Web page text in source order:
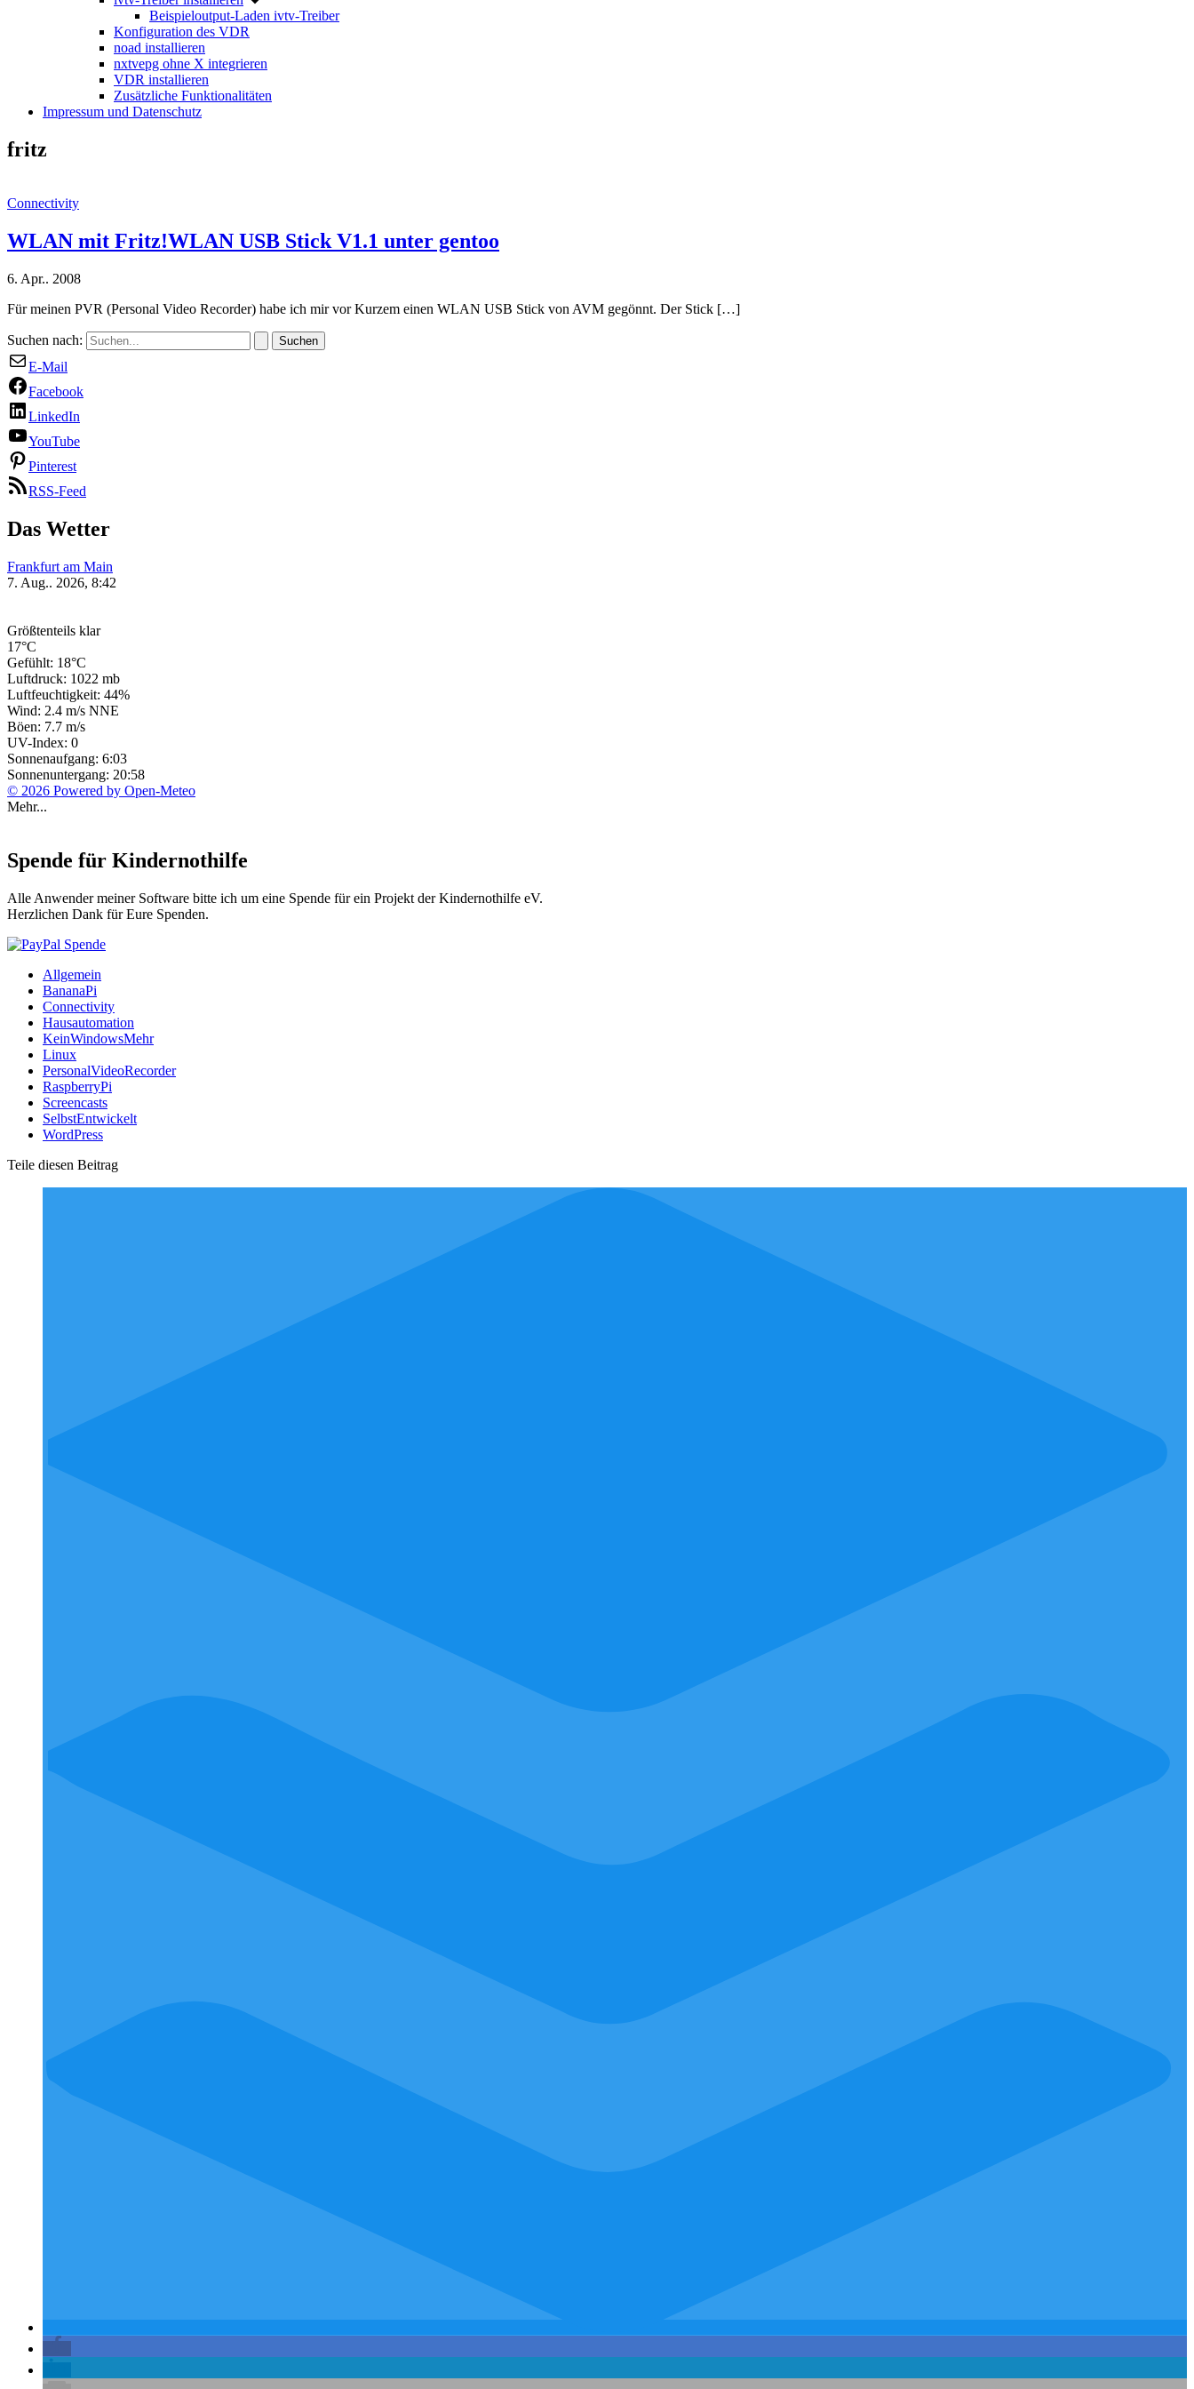
Beispieloutput-Laden ivtv-Treiber
Konfiguration des VDR
noad installieren
nxtvepg ohne X integrieren
VDR installieren
Zusätzliche Funktionalitäten
Impressum und Datenschutz
fritz
Connectivity
WLAN mit Fritz!WLAN USB Stick V1.1 unter gentoo
6. Apr.. 2008
Für meinen PVR (Personal Video Recorder) habe ich mir vor Kurzem einen WLAN USB Stick von AVM gegönnt. Der Stick […]
Suchen nach:
E-Mail
Facebook
LinkedIn
YouTube
Pinterest
RSS-Feed
Das Wetter
Frankfurt am Main
7. Aug.. 2026, 8:42
Größtenteils klar
17°C
Gefühlt: 18°C
Luftdruck: 1022 mb
Luftfeuchtigkeit: 44%
Wind: 2.4 m/s NNE
Böen: 7.7 m/s
UV-Index: 0
Sonnenaufgang: 6:03
Sonnenuntergang: 20:58
© 2026 Powered by Open-Meteo
Mehr...
Spende für Kindernothilfe
Alle Anwender meiner Software bitte ich um eine Spende für ein Projekt der Kindernothilfe eV.
Herzlichen Dank für Eure Spenden.
Allgemein
BananaPi
Connectivity
Hausautomation
KeinWindowsMehr
Linux
PersonalVideoRecorder
RaspberryPi
Screencasts
SelbstEntwickelt
WordPress
Teile diesen Beitrag